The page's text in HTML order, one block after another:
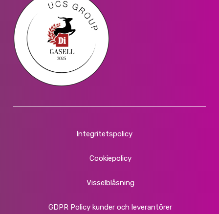
Integritetspolicy
Cookiepolicy
Visselblåsning
GDPR Policy kunder och leverantörer